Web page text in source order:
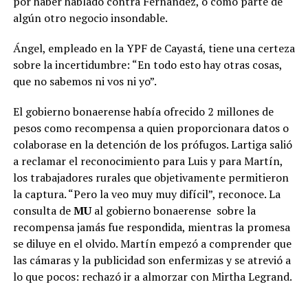
algún otro negocio insondable.
Ángel, empleado en la YPF de Cayastá, tiene una certeza
sobre la incertidumbre: “En todo esto hay otras cosas,
que no sabemos ni vos ni yo”.
El gobierno bonaerense había ofrecido 2 millones de
pesos como recompensa a quien proporcionara datos o
colaborase en la detención de los prófugos. Lartiga salió
a reclamar el reconocimiento para Luis y para Martín,
los trabajadores rurales que objetivamente permitieron
la captura. “Pero la veo muy muy difícil”, reconoce.La
consulta deMUal gobierno bonaerense sobre la
recompensa jamás fue respondida, mientras la promesa
se diluye en el olvido. Martín empezó a comprender que
las cámaras y la publicidad son enfermizas y se atrevió a
lo que pocos: rechazó ir a almorzar con Mirtha Legrand.